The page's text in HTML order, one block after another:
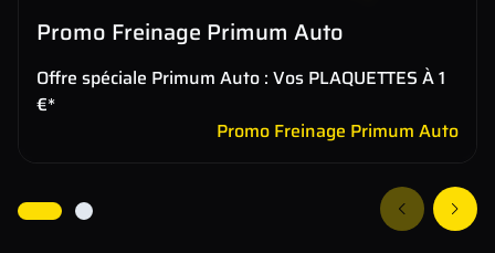
Promo Freinage Primum Auto
Offre spéciale Primum Auto : Vos PLAQUETTES À 1
€*
Promo Freinage Primum Auto